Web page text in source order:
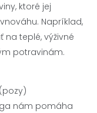
ktoré jej
Napríklad,
na teplé, výživné
potravinám.
nám pomáha